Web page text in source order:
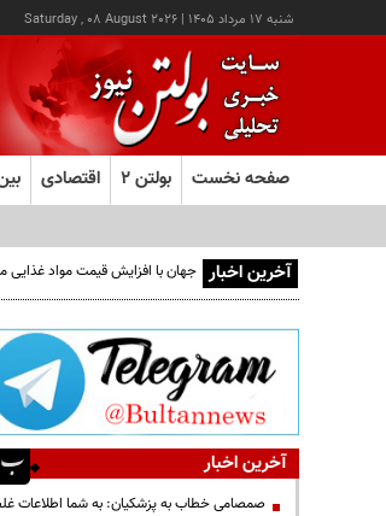
شنبه ۱۷ مرداد ۱۴۰۵ |
Saturday , 08 August 2026
صفحه نخست بولتن ۲ اقتصادی
آخرین اخبار
آخرین اخبار
صمصامی خطاب به پزشکیان: به شما اطلاعات